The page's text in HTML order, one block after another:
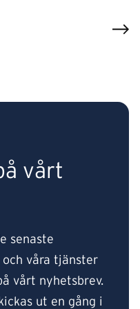
vårt
senaste
och våra tjänster
vårt nyhetsbrev.
ut en gång i